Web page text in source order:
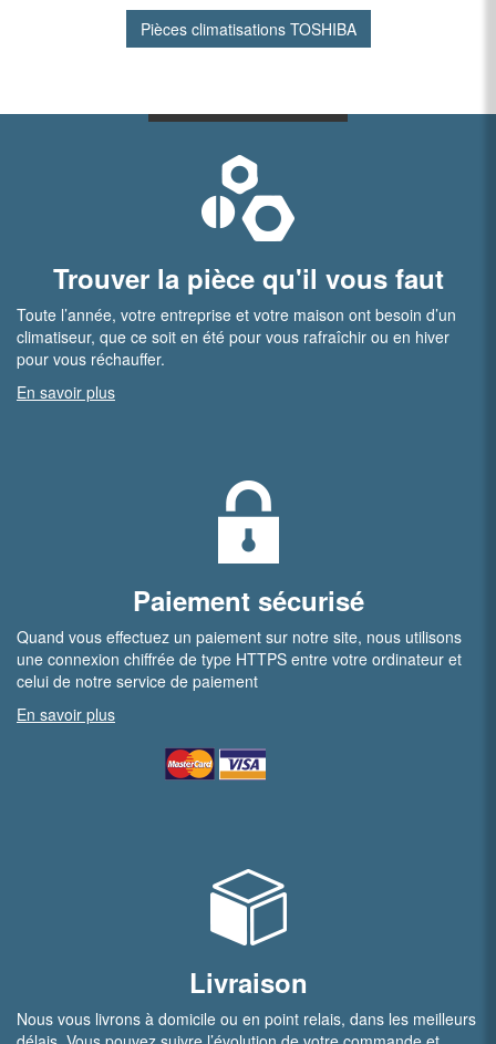
Pièces climatisations TOSHIBA
Trouver la pièce qu'il vous faut
Toute l’année, votre entreprise et votre maison ont besoin d’un
climatiseur, que ce soit en été pour vous rafraîchir ou en hiver
pour vous réchauffer.
En savoir plus
Paiement sécurisé
Quand vous effectuez un paiement sur notre site, nous utilisons
une connexion chiffrée de type HTTPS entre votre ordinateur et
celui de notre service de paiement
En savoir plus
Livraison
Nous vous livrons à domicile ou en point relais, dans les meilleurs